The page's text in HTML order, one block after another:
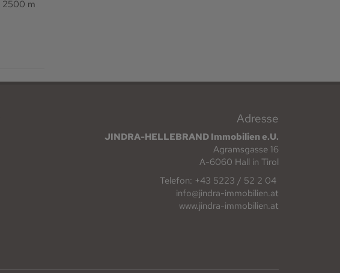
2500 m
Adresse
JINDRA-HELLEBRAND Immobilien e.U.
Agramsgasse 16
A-6060 Hall in Tirol
Telefon: +43 5223 / 52 2 04
info@jindra-immobilien.at
www.jindra-immobilien.at